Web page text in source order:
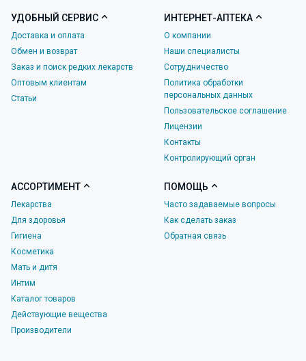
УДОБНЫЙ СЕРВИС
Доставка и оплата
Обмен и возврат
Заказ и поиск редких лекарств
Оптовым клиентам
Статьи
ИНТЕРНЕТ-АПТЕКА
О компании
Наши специалисты
Сотрудничество
Политика обработки
персональных данных
Пользовательское соглашение
Лицензии
Контакты
Контролирующий орган
АССОРТИМЕНТ
Лекарства
Для здоровья
Гигиена
Косметика
Мать и дитя
Интим
Каталог товаров
Действующие вещества
Производители
ПОМОЩЬ
Часто задаваемые вопросы
Как сделать заказ
Обратная связь